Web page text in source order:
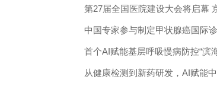
第27届全国医院建设大会将启幕
中国专家参与制定甲状腺癌国际
首个AI赋能基层呼吸慢病防控“滨
从健康检测到新药研发，AI赋能